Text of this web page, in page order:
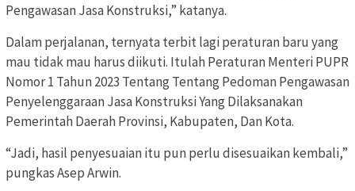
Pengawasan Jasa Konstruksi,” katanya.
Dalam perjalanan, ternyata terbit lagi peraturan baru yang
mau tidak mau harus diikuti. Itulah Peraturan Menteri PUPR
Nomor 1 Tahun 2023 Tentang Tentang Pedoman Pengawasan
Penyelenggaraan Jasa Konstruksi Yang Dilaksanakan
Pemerintah Daerah Provinsi, Kabupaten, Dan Kota.
“Jadi, hasil penyesuaian itu pun perlu disesuaikan kembali,”
pungkas Asep Arwin.